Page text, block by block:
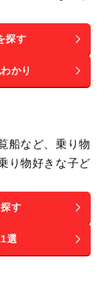
探す
かり
船など、乗り物
り物好きな子ど
す
選